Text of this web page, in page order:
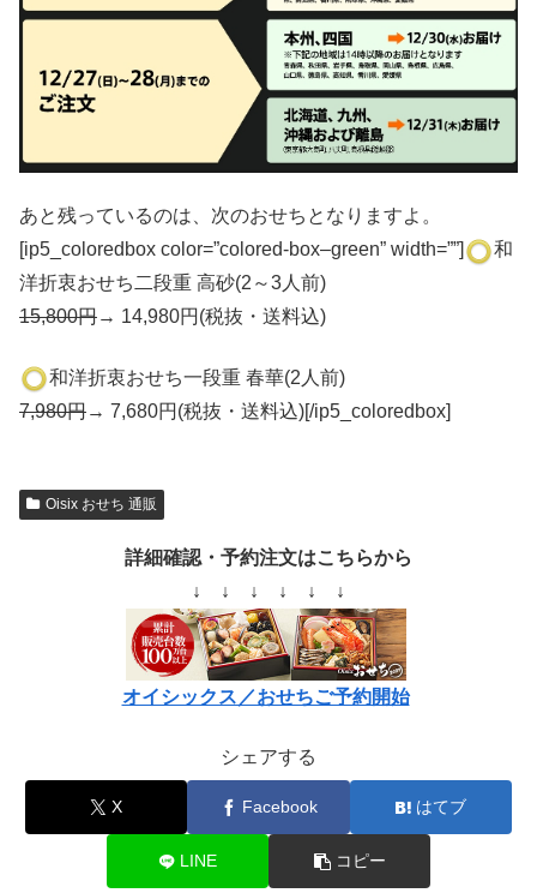
あと残っているのは、次のおせちとなりますよ。
[ip5_coloredbox color=”colored-box–green” width=””]
和
洋折衷おせち二段重 高砂(2～3人前)
15,800円→ 14,980円(税抜・送料込)
和洋折衷おせち一段重 春華(2人前)
7,980円→ 7,680円(税抜・送料込)[/ip5_coloredbox]
Oisix おせち 通販
詳細確認・予約注文はこちらから
↓ ↓ ↓ ↓ ↓ ↓
オイシックス／おせちご予約開始
シェアする
X Facebook はてブ
LINE コピー